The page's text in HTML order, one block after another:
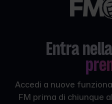
Entra
Accedi a nuove
FM prima di chiunque